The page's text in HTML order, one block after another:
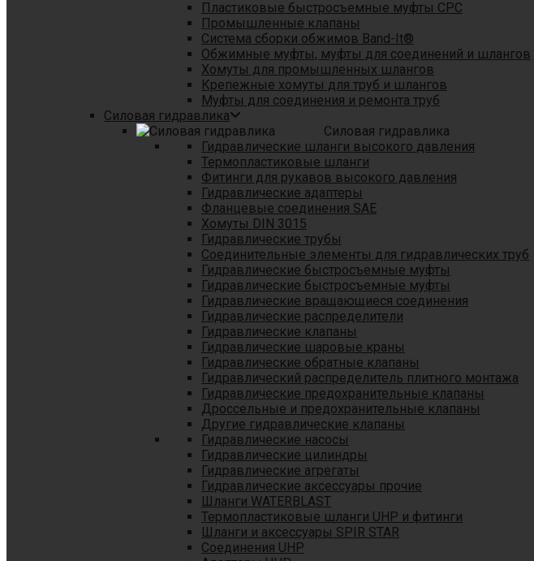
Пластиковые быстросъемные муфты CPC
Промышленные клапаны
Система сборки обжимов Band-It®
Обжимные муфты, муфты для соединений и шлангов
Хомуты для промышленных шлангов
Крепежные хомуты для труб и шлангов
Муфты для соединения и ремонта труб
Силовая гидравлика
Силовая гидравлика
Гидравлические шланги высокого давления
Термопластиковые шланги
Фитинги для рукавов высокого давления
Гидравлические адаптеры
Фланцевые соединения SAE
Хомуты DIN 3015
Гидравлические трубы
Соединительные элементы для гидравлических труб
Гидравлические быстросъемные муфты
Гидравлические быстросъемные муфты
Гидравлические вращающиеся соединения
Гидравлические распределители
Гидравлические клапаны
Гидравлические шаровые краны
Гидравлические обратные клапаны
Гидравлический распределитель плитного монтажа
Гидравлические предохранительные клапаны
Дроссельные и предохранительные клапаны
Другие гидравлические клапаны
Гидравлические насосы
Гидравлические цилиндры
Гидравлические агрегаты
Гидравлические аксессуары прочие
Шланги WATERBLAST
Термопластиковые шланги UHP и фитинги
Шланги и аксессуары SPIR STAR
Соединения UHP